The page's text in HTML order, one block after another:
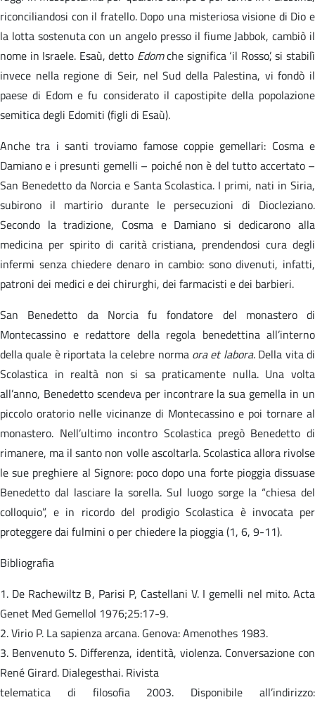
riconciliandosi con il fratello. Dopo una misteriosa visione di Dio e
la lotta sostenuta con un angelo presso il fiume Jabbok, cambiò il
nome in Israele. Esaù, detto Edomche significa ‘il Rosso’, si stabilì
invece nella regione di Seir, nel Sud della Palestina, vi fondò il
paese di Edom e fu considerato il capostipite della popolazione
semitica degli Edomiti (figli di Esaù).
Anche tra i santi troviamo famose coppie gemellari: Cosma e
Damiano e i presunti gemelli – poiché non è del tutto accertato –
San Benedetto da Norcia e Santa Scolastica. I primi, nati in Siria,
subirono il martirio durante le persecuzioni di Diocleziano.
Secondo la tradizione, Cosma e Damiano si dedicarono alla
medicina per spirito di carità cristiana, prendendosi cura degli
infermi senza chiedere denaro in cambio: sono divenuti, infatti,
patroni dei medici e dei chirurghi, dei farmacisti e dei barbieri.
San Benedetto da Norcia fu fondatore del monastero di
Montecassino e redattore della regola benedettina all’interno
della quale è riportata la celebre norma ora et labora. Della vita di
Scolastica in realtà non si sa praticamente nulla. Una volta
all’anno, Benedetto scendeva per incontrare la sua gemella in un
piccolo oratorio nelle vicinanze di Montecassino e poi tornare al
monastero. Nell’ultimo incontro Scolastica pregò Benedetto di
rimanere, ma il santo non volle ascoltarla. Scolastica allora rivolse
le sue preghiere al Signore: poco dopo una forte pioggia dissuase
Benedetto dal lasciare la sorella. Sul luogo sorge la “chiesa del
colloquio”, e in ricordo del prodigio Scolastica è invocata per
proteggere dai fulmini o per chiedere la pioggia (1, 6, 9-11).
Bibliografia
1. De Rachewiltz B, Parisi P, Castellani V. I gemelli nel mito. Acta
Genet Med Gemellol 1976;25:17-9.
2. Virio P. La sapienza arcana. Genova: Amenothes 1983.
3. Benvenuto S. Differenza, identità, violenza. Conversazione con
René Girard. Dialegesthai. Rivista
telematica di filosofia 2003. Disponibile all’indirizzo: